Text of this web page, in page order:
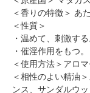
＜香りの特徴＞ あ
＜性質＞
・温めて、刺激する
・催淫作用をもつ。
＜使用方法＞アロ
＜相性のよい精油
ンス、サンダルウ